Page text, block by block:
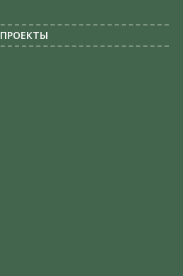
ПРОЕКТЫ